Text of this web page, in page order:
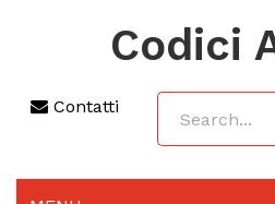
Codici
Contatti